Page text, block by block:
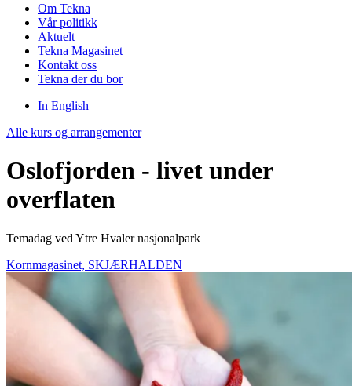
Om Tekna
Vår politikk
Aktuelt
Tekna Magasinet
Kontakt oss
Tekna der du bor
In English
Alle kurs og arrangementer
Oslofjorden - livet under
overflaten
Temadag ved Ytre Hvaler nasjonalpark
Kornmagasinet, SKJÆRHALDEN